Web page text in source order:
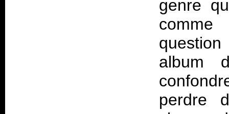
genre
album
perdre